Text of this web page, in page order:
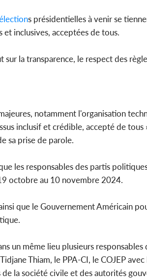
s présidentielles à venir se
inclusives, acceptées de tous.
la transparence, le respect des
notamment l'organisation
inclusif et crédible, accepté de
sa prise de parole.
les responsables des partis
octobre au 10 novembre 2024.
que le Gouvernement Américain
un même lieu plusieurs
Thiam, le PPA-CI, le COJEP
la société civile et des autorités